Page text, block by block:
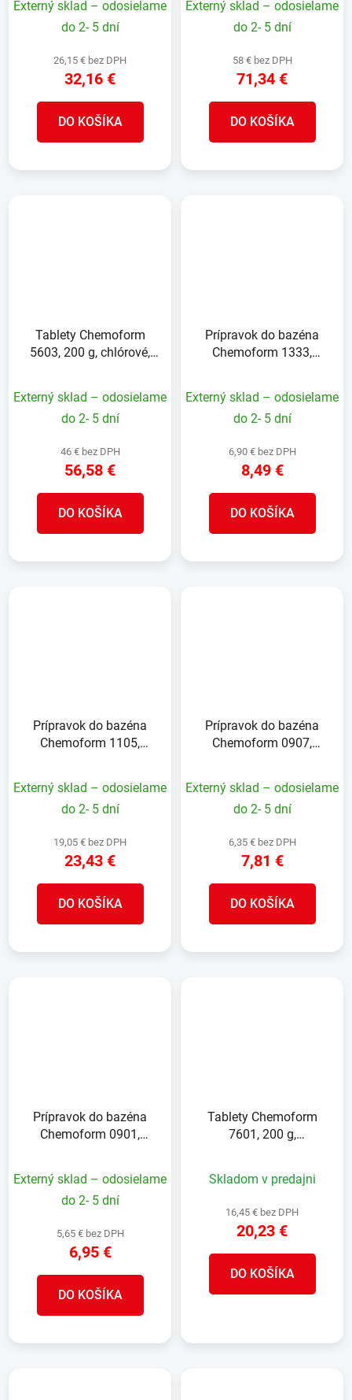
Externý sklad – odosielame
do 2- 5 dní
26,15 € bez DPH
32,16 €
DO KOŠÍKA
Externý sklad – odosielame
do 2- 5 dní
58 € bez DPH
71,34 €
DO KOŠÍKA
Tablety Chemoform
5603, 200 g, chlórové,
Externý sklad – odosielame
do 2- 5 dní
46 € bez DPH
56,58 €
DO KOŠÍKA
Prípravok do bazéna
Chemoform 1333,
Externý sklad – odosielame
do 2- 5 dní
6,90 € bez DPH
8,49 €
DO KOŠÍKA
Prípravok do bazéna
Chemoform 1105,
Externý sklad – odosielame
do 2- 5 dní
19,05 € bez DPH
23,43 €
DO KOŠÍKA
Prípravok do bazéna
Chemoform 0907,
Externý sklad – odosielame
do 2- 5 dní
6,35 € bez DPH
7,81 €
DO KOŠÍKA
Prípravok do bazéna
Chemoform 0901,
Externý sklad – odosielame
do 2- 5 dní
5,65 € bez DPH
6,95 €
DO KOŠÍKA
Tablety Chemoform
7601, 200 g,
kg
Skladom v predajni
16,45 € bez DPH
20,23 €
DO KOŠÍKA